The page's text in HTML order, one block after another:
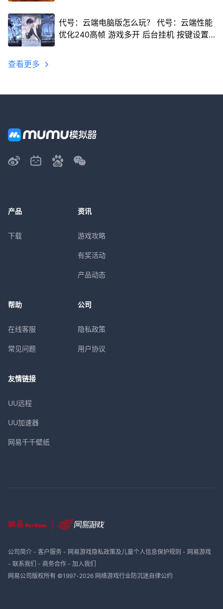
代号：云端电脑版怎么玩？ 代号：云端性能
优化240高帧 游戏多开 后台挂机 按键设置
查看更多
产品
下载
资讯
游戏攻略
有奖活动
产品动态
帮助
在线客服
常见问题
公司
隐私政策
用户协议
友情链接
UU远程
UU加速器
网易千千壁纸
公司简介- 客户服务- 网易游戏隐私政策及儿童个人信息保护规则 - 网易游戏
- 联系我们 - 商务合作- 加入我们
网易公司版权所有 ©1997-2026 网络游戏行业防沉迷自律公约